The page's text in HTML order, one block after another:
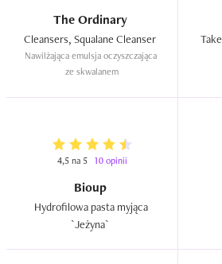
The Ordinary
Nawilżająca emulsja oczyszczająca
ze skwalanem
4,5 na 5 10 opinii
Bioup
Hydrofilowa pasta myjąca